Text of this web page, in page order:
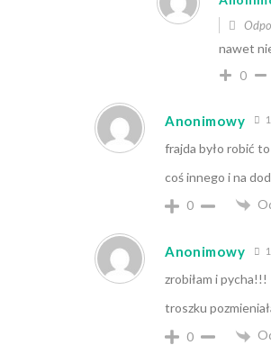
nawet
0
Anonimowy
frajda było robić
coś innego i na
0
Anonimowy
zrobiłam i pycha!!!
troszku
0